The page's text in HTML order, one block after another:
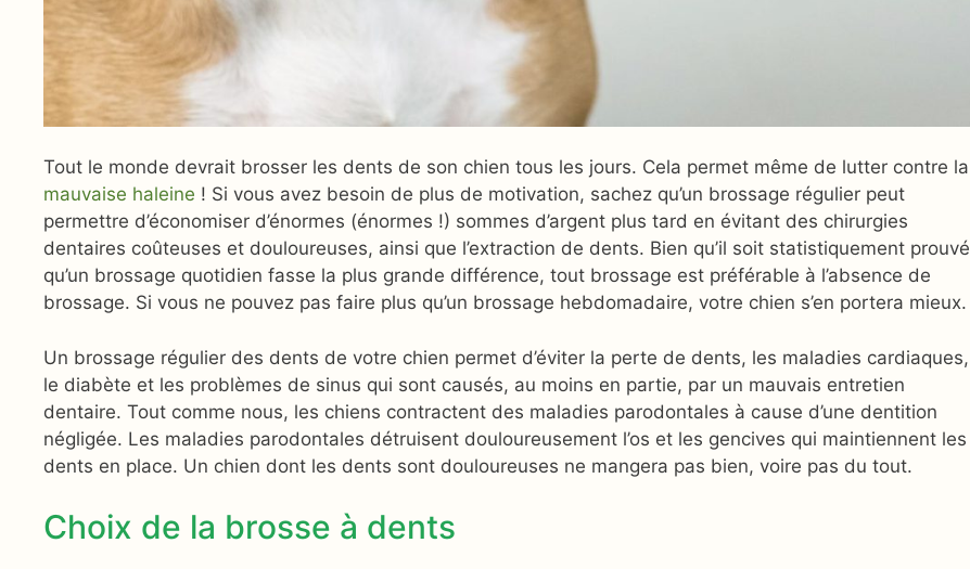
Tout le monde devrait brosser les dents de son chien tous les jours. Cela permet même de lutter contre la
mauvaise haleine ! Si vous avez besoin de plus de motivation, sachez qu’un brossage régulier peut
permettre d’économiser d’énormes (énormes !) sommes d’argent plus tard en évitant des chirurgies
dentaires coûteuses et douloureuses, ainsi que l’extraction de dents. Bien qu’il soit statistiquement prouvé
qu’un brossage quotidien fasse la plus grande différence, tout brossage est préférable à l’absence de
brossage. Si vous ne pouvez pas faire plus qu’un brossage hebdomadaire, votre chien s’en portera mieux.
Un brossage régulier des dents de votre chien permet d’éviter la perte de dents, les maladies cardiaques,
le diabète et les problèmes de sinus qui sont causés, au moins en partie, par un mauvais entretien
dentaire. Tout comme nous, les chiens contractent des maladies parodontales à cause d’une dentition
négligée. Les maladies parodontales détruisent douloureusement l’os et les gencives qui maintiennent les
dents en place. Un chien dont les dents sont douloureuses ne mangera pas bien, voire pas du tout.
Choix de la brosse à dents